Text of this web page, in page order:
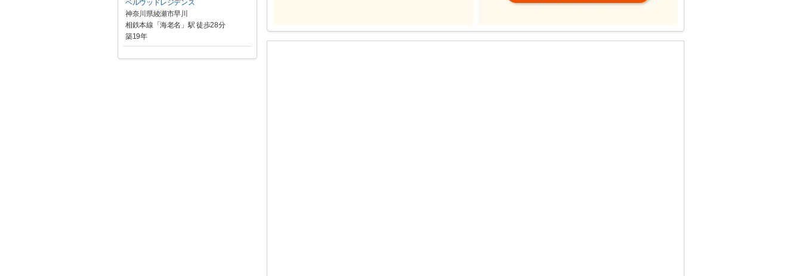
ベルウッドレジデンス
神奈川県綾瀬市早川
相鉄本線「海老名」駅 徒歩28分
築19年